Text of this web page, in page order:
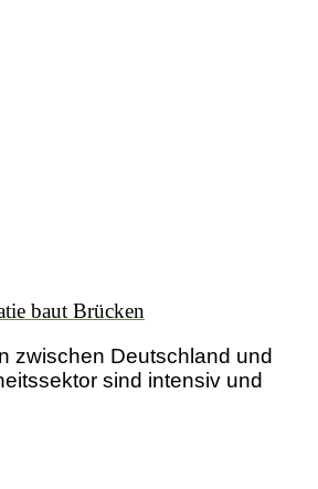
baut Brücken
zwischen Deutschland und
sind intensiv und